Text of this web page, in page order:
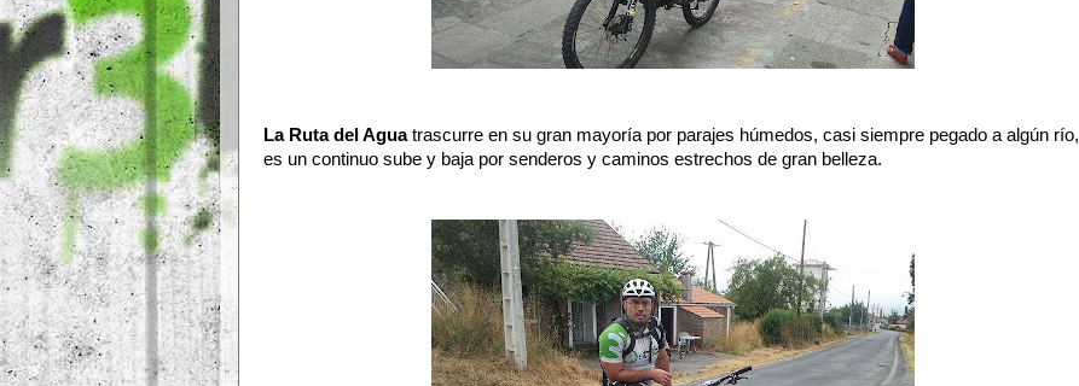
La Ruta del Aguatrascurre en su gran mayoría por parajes húmedos, casi siempre pegado a algún río,
es un continuo sube y baja por senderos y caminos estrechos de gran belleza.